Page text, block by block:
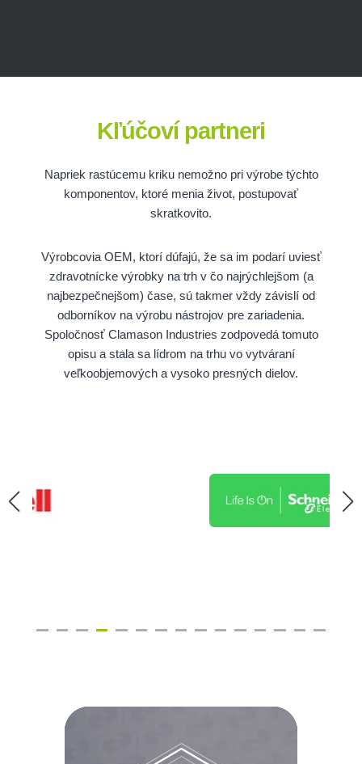
Kľúčoví partneri
Napriek rastúcemu kriku nemožno pri výrobe týchto
komponentov, ktoré menia život, postupovať
skratkovito.
Výrobcovia OEM, ktorí dúfajú, že sa im podarí uviesť
zdravotnícke výrobky na trh v čo najrýchlejšom (a
najbezpečnejšom) čase, sú takmer vždy závislí od
odborníkov na výrobu nástrojov pre zariadenia.
Spoločnosť Clamason Industries zodpovedá tomuto
opisu a stala sa lídrom na trhu vo vytváraní
veľkoobjemových a vysoko presných dielov.